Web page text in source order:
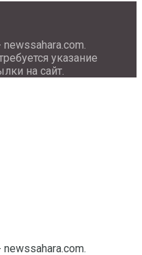
указание
на сайт.